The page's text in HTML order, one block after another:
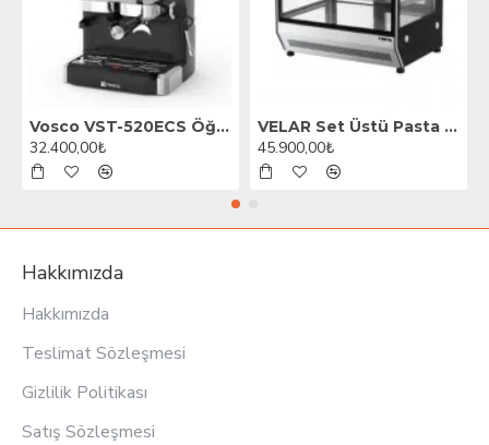
Vosco VST-520ECS Öğütücülü Barista Espresso Kahve Makinesi, 1 Gruplu, Siyah
32.400,00₺
VELAR Set Üstü Pasta Teşhir Dolabı, 70 cm
45.900,00₺
Hakkımızda
Hakkımızda
Teslimat Sözleşmesi
Gizlilik Politikası
Satış Sözleşmesi